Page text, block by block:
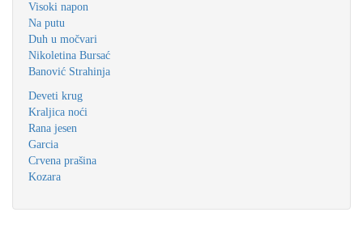
Visoki napon
Na putu
Duh u močvari
Nikoletina Bursać
Banović Strahinja
Deveti krug
Kraljica noći
Rana jesen
Garcia
Crvena prašina
Kozara